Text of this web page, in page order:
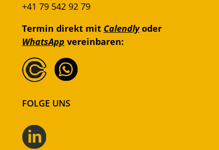
+41 79 542 92 79
Termin direkt mit Calendlyoder
WhatsApp vereinbaren:
FOLGE UNS